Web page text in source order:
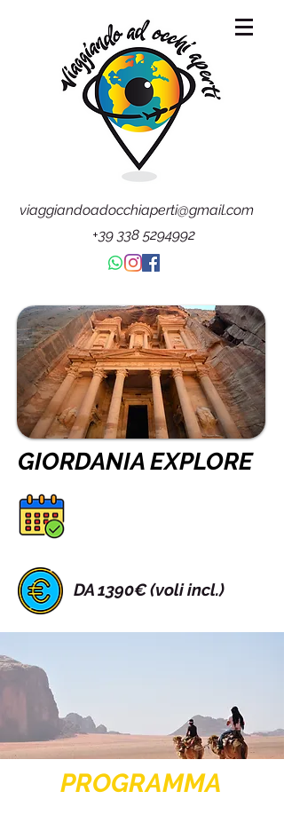
viaggiandoadocchiaperti@gmail.com
+39 338 5294992
GIORDANIA EXPLORE
DA 1390€ (voli incl.)
PROGRAMMA